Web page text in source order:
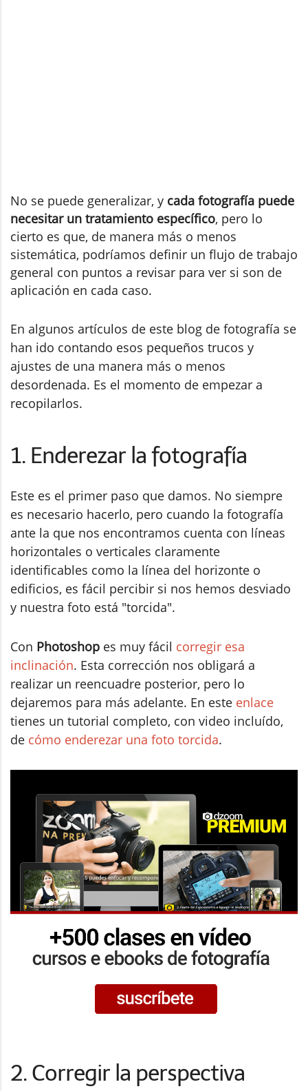
No se puede generalizar, y cada fotografía puede
necesitar un tratamiento específico, pero lo
cierto es que, de manera más o menos
sistemática, podríamos definir un flujo de trabajo
general con puntos a revisar para ver si son de
aplicación en cada caso.
En algunos artículos de este blog de fotografía se
han ido contando esos pequeños trucos y
ajustes de una manera más o menos
desordenada. Es el momento de empezar a
recopilarlos.
1. Enderezar la fotografía
Este es el primer paso que damos. No siempre
es necesario hacerlo, pero cuando la fotografía
ante la que nos encontramos cuenta con líneas
horizontales o verticales claramente
identificables como la línea del horizonte o
edificios, es fácil percibir si nos hemos desviado
y nuestra foto está "torcida".
Con Photoshop es muy fácil corregir esa
inclinación. Esta corrección nos obligará a
realizar un reencuadre posterior, pero lo
dejaremos para más adelante. En este enlace
tienes un tutorial completo, con video incluído,
de cómo enderezar una foto torcida.
2. Corregir la perspectiva